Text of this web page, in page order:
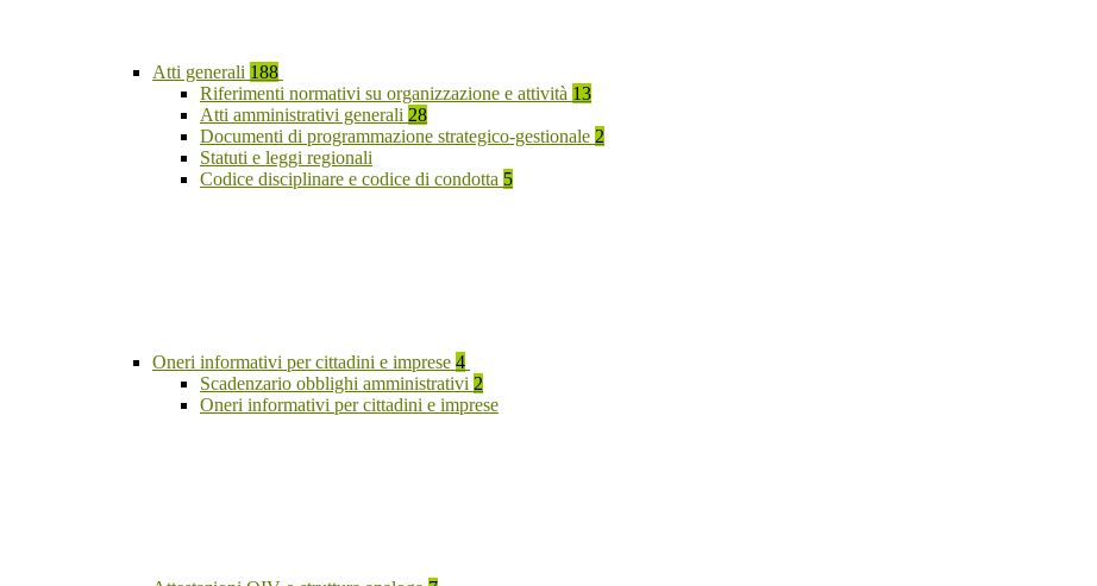
Atti generali 188
Riferimenti normativi su organizzazione e attività 13
Atti amministrativi generali 28
Documenti di programmazione strategico-gestionale 2
Statuti e leggi regionali
Codice disciplinare e codice di condotta 5
Oneri informativi per cittadini e imprese 4
Scadenzario obblighi amministrativi 2
Oneri informativi per cittadini e imprese